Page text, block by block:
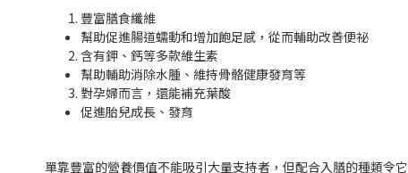
豐富膳食纖維
幫助促進腸道蠕動和增加飽足感，從而輔助改善便祕
含有鉀、鈣等多款維生素
幫助輔助消除水腫、維持骨骼健康發育等
對孕婦而言，還能補充葉酸
促進胎兒成長、發育
單靠豐富的營養價值不能吸引大量支持者，但配合入膳的種類令